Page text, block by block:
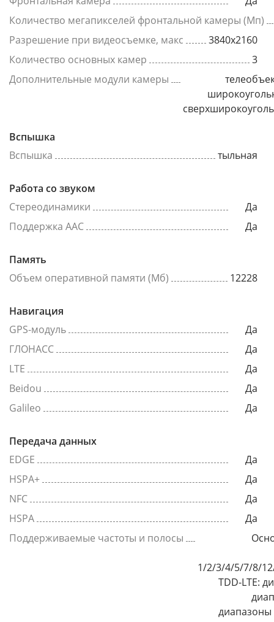
Количество мегапикселей фронтальной камеры (Мп)
Разрешение при видеосъемке, макс
3840x2160
Количество основных камер
3
Дополнительные модули камеры
Вспышка
Вспышка
тыльная
Работа со звуком
Стереодинамики
Да
Поддержка AAC
Да
Память
Объем оперативной памяти (Мб)
12228
Навигация
GPS-модуль
Да
ГЛОНАСС
Да
LTE
Да
Beidou
Да
Galileo
Да
Передача данных
EDGE
Да
HSPA+
Да
NFC
Да
HSPA
Да
Поддерживаемые частоты и полосы
1/2/3/4/5/7/8/
TDD-LTE:
диапазоны 2/3/5/8